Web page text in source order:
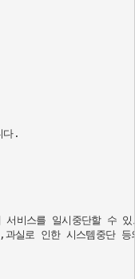
다.
스를 일시중단할 수
실로 인한 시스템중단